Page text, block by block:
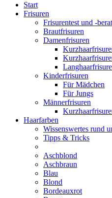
Start
Frisuren
Frisurentest und -
Brautfrisuren
Damenfrisuren
Kinderfrisuren
Für Mädchen
Für Jungs
Männerfrisuren
Haarfarben
Wissenswertes rund
Tipps & Tricks
Aschblond
Aschbraun
Blau
Blond
Bordeauxrot